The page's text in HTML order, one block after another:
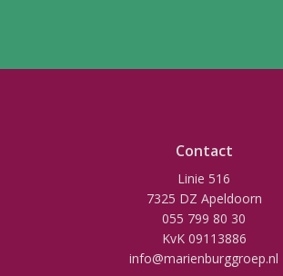
Contact
Linie 516
7325 DZ Apeldoorn
055 799 80 30
KvK 09113886
info@marienburggroep.nl